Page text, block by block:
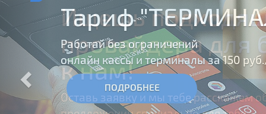
Тариф
Работай без ограничений
онлайн кассы и терминалы за 150
ПОДРОБНЕЕ1500